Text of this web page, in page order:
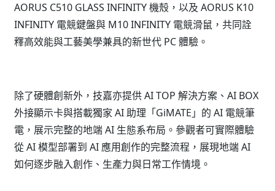
AORUS C510 GLASS INFINITY 機殼，以及 AORUS K10
INFINITY 電競鍵盤與 M10 INFINITY 電競滑鼠，共同詮
釋高效能與工藝美學兼具的新世代 PC 體驗。
除了硬體創新外，技嘉亦提供 AI TOP 解決方案、AI BOX
外接顯示卡與搭載獨家 AI 助理「GiMATE」的 AI 電競筆
電，展示完整的地端 AI 生態系布局。參觀者可實際體驗
從 AI 模型部署到 AI 應用創作的完整流程，展現地端 AI
如何逐步融入創作、生產力與日常工作情境。